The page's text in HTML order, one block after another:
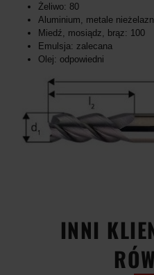
Żeliwo: 80
Aluminium, metale
Miedź, mosiądz, brąz: 100
Emulsja: zalecana
Olej: odpowiedni
INNI